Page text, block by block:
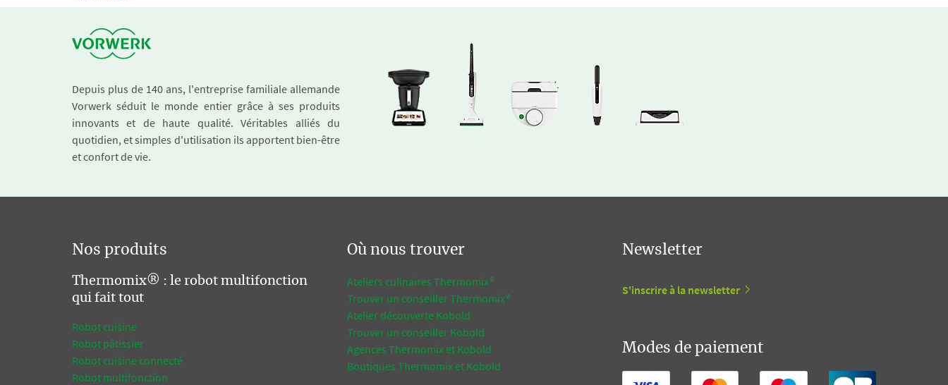
Depuis plus de 140 ans, l'entreprise familiale allemande
Vorwerk séduit le monde entier grâce à ses produits
innovants et de haute qualité. Véritables alliés du
quotidien, et simples d'utilisation ils apportent bien-être
et confort de vie.
Nos produits
Thermomix® : le robot multifonction
qui fait tout
Robot cuisine
Robot pâtissier
Robot cuisine connecté
Robot multifonction
Où nous trouver
Ateliers culinaires Thermomix®
Trouver un conseiller Thermomix®
Atelier découverte Kobold
Trouver un conseiller Kobold
Agences Thermomix et Kobold
Boutiques Thermomix et Kobold
Newsletter
S'inscrire à la newsletter
Modes de paiement